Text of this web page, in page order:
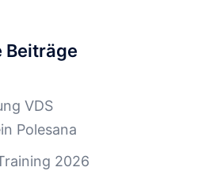
Beiträge
VDS
Polesana
2026